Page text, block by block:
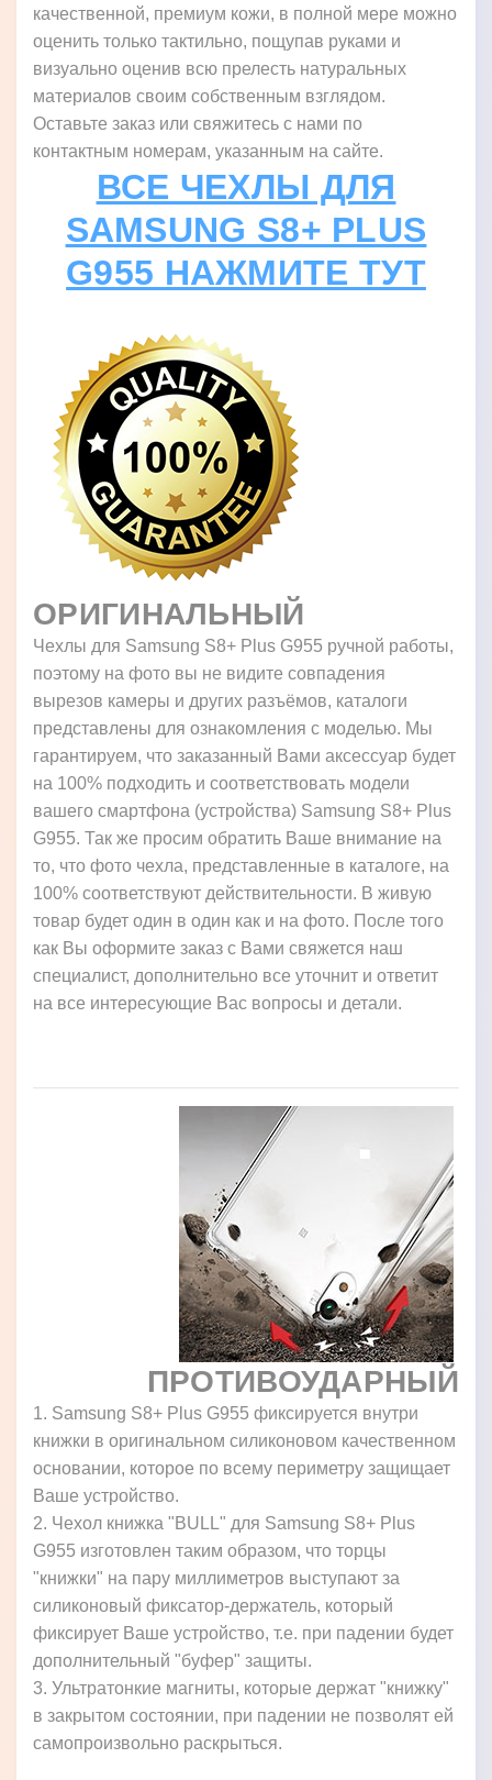
качественной, премиум кожи, в полной мере можно
оценить только тактильно, пощупав руками и
визуально оценив всю прелесть натуральных
материалов своим собственным взглядом.
Оставьте заказ или свяжитесь с нами по
контактным номерам, указанным на сайте.
ВСЕ ЧЕХЛЫ ДЛЯ
SAMSUNG S8+ PLUS
G955 НАЖМИТЕ ТУТ
ОРИГИНАЛЬНЫЙ
Чехлы для Samsung S8+ Plus G955 ручной работы,
поэтому на фото вы не видите совпадения
вырезов камеры и других разъёмов, каталоги
представлены для ознакомления с моделью. Мы
гарантируем, что заказанный Вами аксессуар будет
на 100% подходить и соответствовать модели
вашего смартфона (устройства) Samsung S8+ Plus
G955. Так же просим обратить Ваше внимание на
то, что фото чехла, представленные в каталоге, на
100% соответствуют действительности. В живую
товар будет один в один как и на фото. После того
как Вы оформите заказ с Вами свяжется наш
специалист, дополнительно все уточнит и ответит
на все интересующие Вас вопросы и детали.
ПРОТИВОУДАРНЫЙ
1. Samsung S8+ Plus G955 фиксируется внутри
книжки в оригинальном силиконовом качественном
основании, которое по всему периметру защищает
Ваше устройство.
2. Чехол книжка "BULL" для Samsung S8+ Plus
G955 изготовлен таким образом, что торцы
"книжки" на пару миллиметров выступают за
силиконовый фиксатор-держатель, который
фиксирует Ваше устройство, т.е. при падении будет
дополнительный "буфер" защиты.
3. Ультратонкие магниты, которые держат "книжку"
в закрытом состоянии, при падении не позволят ей
самопроизвольно раскрыться.